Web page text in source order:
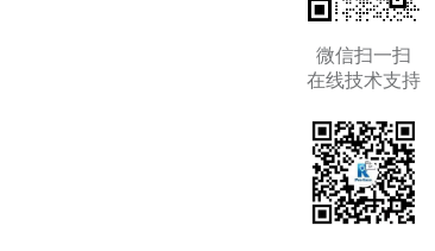
微信扫一扫
在线技术支持